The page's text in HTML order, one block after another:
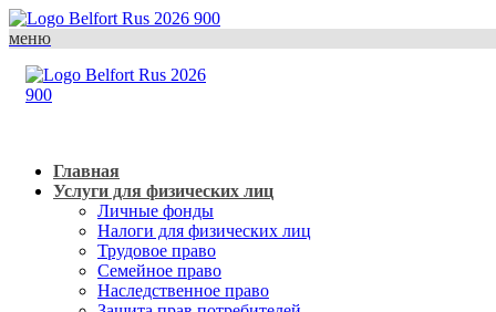
меню
Главная
Услуги для физических лиц
Личные фонды
Налоги для физических лиц
Трудовое право
Семейное право
Наследственное право